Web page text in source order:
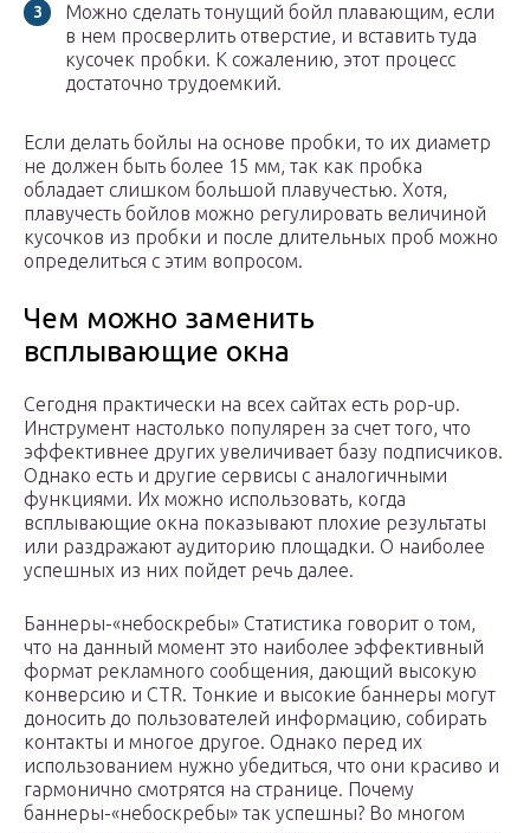
Можно сделать тонущий бойл плавающим, если
в нем просверлить отверстие, и вставить туда
кусочек пробки. К сожалению, этот процесс
достаточно трудоемкий.
Если делать бойлы на основе пробки, то их диаметр
не должен быть более 15 мм, так как пробка
обладает слишком большой плавучестью. Хотя,
плавучесть бойлов можно регулировать величиной
кусочков из пробки и после длительных проб можно
определиться с этим вопросом.
Чем можно заменить
всплывающие окна
Сегодня практически на всех сайтах есть pop-up.
Инструмент настолько популярен за счет того, что
эффективнее других увеличивает базу подписчиков.
Однако есть и другие сервисы с аналогичными
функциями. Их можно использовать, когда
всплывающие окна показывают плохие результаты
или раздражают аудиторию площадки. О наиболее
успешных из них пойдет речь далее.
Баннеры-«небоскребы» Статистика говорит о том,
что на данный момент это наиболее эффективный
формат рекламного сообщения, дающий высокую
конверсию и CTR. Тонкие и высокие баннеры могут
доносить до пользователей информацию, собирать
контакты и многое другое. Однако перед их
использованием нужно убедиться, что они красиво и
гармонично смотрятся на странице. Почему
баннеры-«небоскребы» так успешны? Во многом